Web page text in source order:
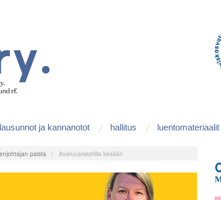
lausunnot ja kannanotot hallitus luentomateriaalit
palsta / Avaruusraketilla kesään